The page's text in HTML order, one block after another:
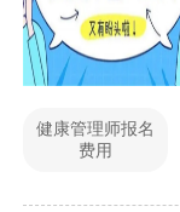
健康管理师报名
费用